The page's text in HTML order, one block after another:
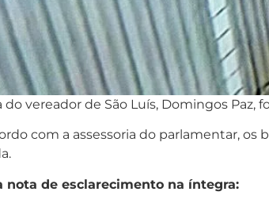
do vereador de São Luís, Domingos
com a assessoria do parlamentar, os
nota de esclarecimento na íntegra: